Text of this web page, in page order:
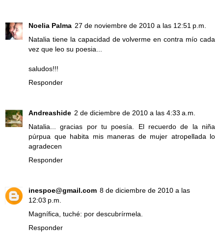
Noelia Palma 27 de noviembre de 2010 a las 12:51 p.m.
Natalia tiene la capacidad de volverme en contra mío cada
vez que leo su poesia...
saludos!!!
Responder
Andreashide 2 de diciembre de 2010 a las 4:33 a.m.
Natalia... gracias por tu poesía. El recuerdo de la niña
púrpua que habita mis maneras de mujer atropellada lo
agradecen
Responder
inespoe@gmail.com 8 de diciembre de 2010 a las
12:03 p.m.
Magnífica, tuché: por descubrírmela.
Responder